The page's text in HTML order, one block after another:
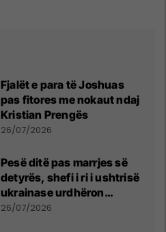
Fjalët e para të Joshuas
pas fitores me nokaut ndaj
Kristian Prengës
26/07/2026
Pesë ditë pas marrjes së
detyrës, shefi i ri i ushtrisë
ukrainase urdhëron
kontroll të madh
26/07/2026